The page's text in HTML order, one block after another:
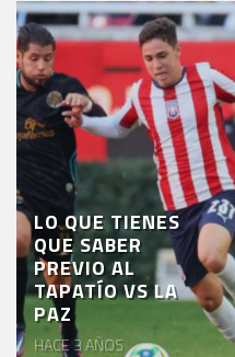
LO QUE TIENES
QUE SABER
PREVIO AL
TAPATÍO VS LA
PAZ
HACE 3 AÑOS